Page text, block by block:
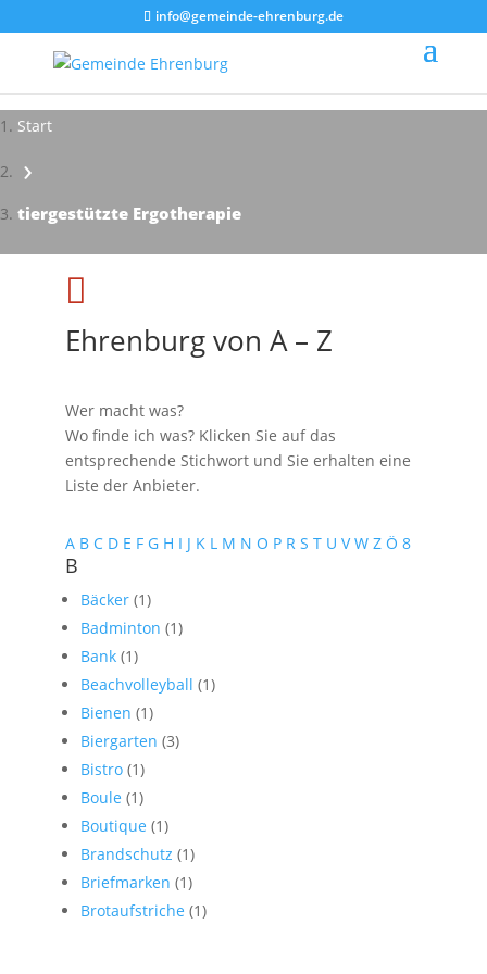
info@gemeinde-ehrenburg.de
Start
›
tiergestützte Ergotherapie

Ehrenburg von A – Z
Wer macht was?
Wo finde ich was? Klicken Sie auf das
entsprechende Stichwort und Sie erhalten eine
Liste der Anbieter.
A B C D E F G H I J K L M N O P R S T U V W Z Ö 8
B
Bäcker (1)
Badminton (1)
Bank (1)
Beachvolleyball (1)
Bienen (1)
Biergarten (3)
Bistro (1)
Boule (1)
Boutique (1)
Brandschutz (1)
Briefmarken (1)
Brotaufstriche (1)